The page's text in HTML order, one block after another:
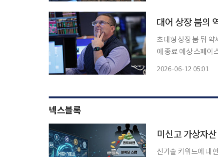
대어 상장 붐의
초대형 상장 붐 뒤 약
에 종료 예상 스페이
2026-06-12 05:01
넥스블록
미신고 가상자
신기술 키워드에 대